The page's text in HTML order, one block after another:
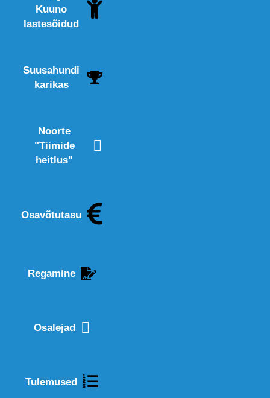
Kuuno
lastesõidud
Suusahundi
karikas
Noorte
"Tiimide
heitlus"
Osavõtutasu
Regamine
Osalejad
Tulemused